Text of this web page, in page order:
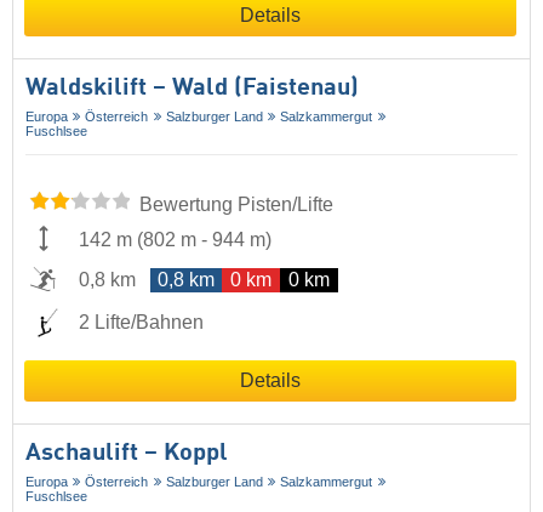
Details
Waldskilift – Wald (Faistenau)
Europa Österreich Salzburger Land
Salzkammergut
Fuschlsee
Bewertung Pisten/Lifte
142 m (802 m - 944 m)
0,8 km
0,8 km 0 km 0 km
2 Lifte/Bahnen
Details
Aschaulift – Koppl
Europa Österreich Salzburger Land
Salzkammergut
Fuschlsee